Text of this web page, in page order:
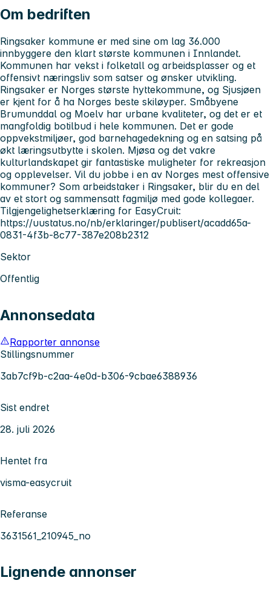
Om bedriften
Ringsaker kommune er med sine om lag 36.000
innbyggere den klart største kommunen i Innlandet.
Kommunen har vekst i folketall og arbeidsplasser og et
offensivt næringsliv som satser og ønsker utvikling.
Ringsaker er Norges største hyttekommune, og Sjusjøen
er kjent for å ha Norges beste skiløyper. Småbyene
Brumunddal og Moelv har urbane kvaliteter, og det er et
mangfoldig botilbud i hele kommunen. Det er gode
oppvekstmiljøer, god barnehagedekning og en satsing på
økt læringsutbytte i skolen. Mjøsa og det vakre
kulturlandskapet gir fantastiske muligheter for rekreasjon
og opplevelser. Vil du jobbe i en av Norges mest offensive
kommuner? Som arbeidstaker i Ringsaker, blir du en del
av et stort og sammensatt fagmiljø med gode kollegaer.
Tilgjengelighetserklæring for EasyCruit:
https://uustatus.no/nb/erklaringer/publisert/acadd65a-
0831-4f3b-8c77-387e208b2312
Sektor
Offentlig
Annonsedata
Rapporter annonse
Stillingsnummer
3ab7cf9b-c2aa-4e0d-b306-9cbae6388936
Sist endret
28. juli 2026
Hentet fra
visma-easycruit
Referanse
3631561_210945_no
Lignende annonser